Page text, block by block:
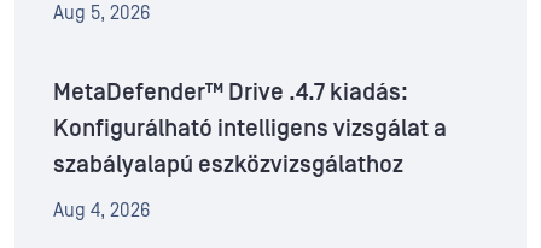
Aug 5, 2026
MetaDefender™ Drive .4.7 kiadás:
Konfigurálható intelligens vizsgálat a
szabályalapú eszközvizsgálathoz
Aug 4, 2026